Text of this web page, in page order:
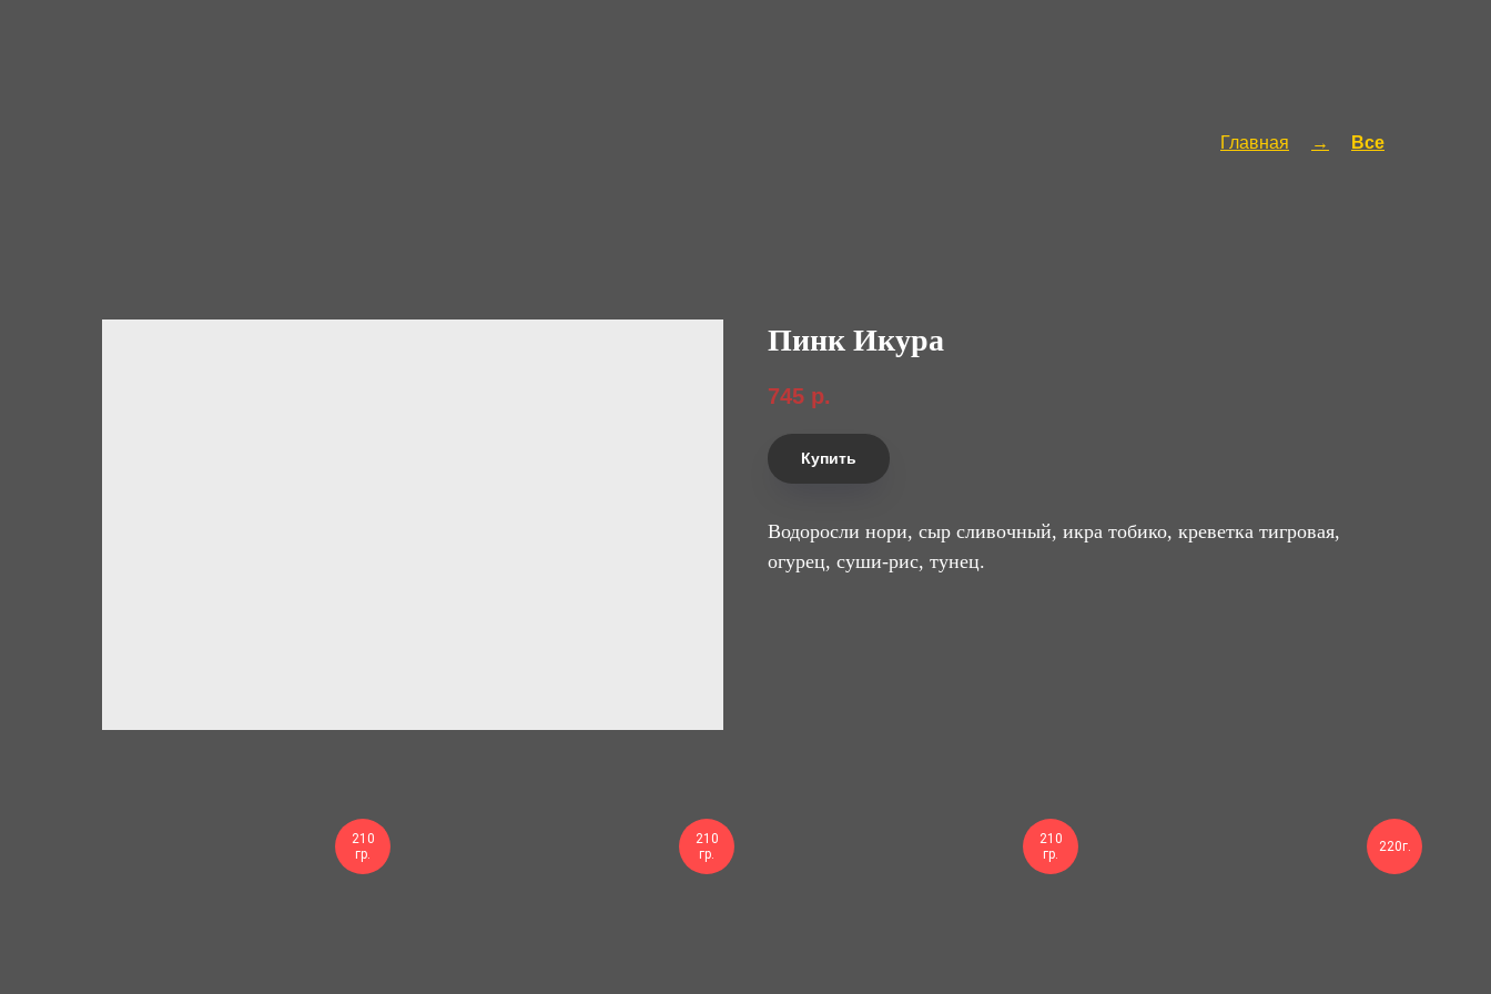
Главная Все
Пинк Икура
745 р.
Купить
Водоросли нори, сыр сливочный, икра тобико, креветка тигровая,
огурец, суши-рис, тунец.
210
гр.
210
гр.
210
гр.
220г.